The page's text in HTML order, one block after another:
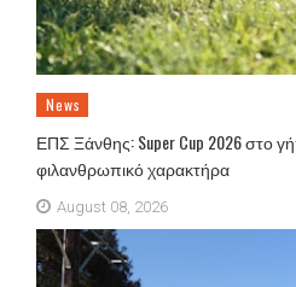
News
ΕΠΣ Ξάνθης: Super Cup 2026 στο
φιλανθρωπικό χαρακτήρα
August 08, 2026